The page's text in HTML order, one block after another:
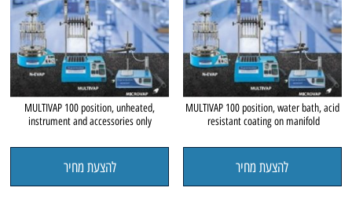
MULTIVAP 100 position, water bath, acid
resistant coating on manifold
להצעת מחיר
MULTIVAP 100 position, unheated,
instrument and accessories only
להצעת מחיר